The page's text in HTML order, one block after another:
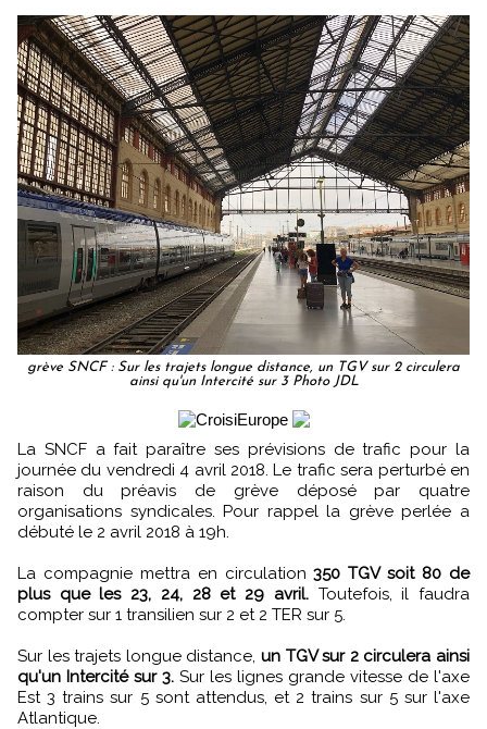
grève SNCF : Sur les trajets longue distance, un TGV sur 2 circulera
ainsi qu'un Intercité sur 3 Photo JDL
La SNCF a fait paraître ses prévisions de trafic pour la
journée du vendredi 4 avril 2018. Le trafic sera perturbé en
raison du préavis de grève déposé par quatre
organisations syndicales. Pour rappel la grève perlée a
débuté le 2 avril 2018 à 19h.
La compagnie mettra en circulation350 TGV soit 80 de
plus que les 23, 24, 28 et 29 avril.Toutefois, il faudra
compter sur 1 transilien sur 2 et 2 TER sur 5.
Sur les trajets longue distance, un TGV sur 2 circulera ainsi
qu'un Intercité sur 3. Sur les lignes grande vitesse de l'axe
Est 3 trains sur 5 sont attendus, et 2 trains sur 5 sur l'axe
Atlantique.